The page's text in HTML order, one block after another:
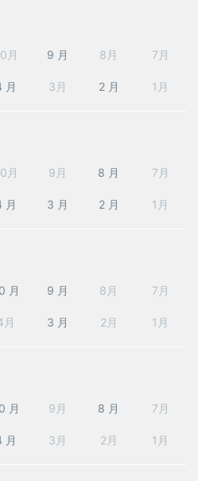
月 9 月 8月 7月
月 3月 2 月 1月
月 9月 8 月 7月
月 3 月 2 月 1月
月 9 月 8月 7月
月 3 月 2月 1月
月 9月 8 月 7月
月 3月 2月 1月